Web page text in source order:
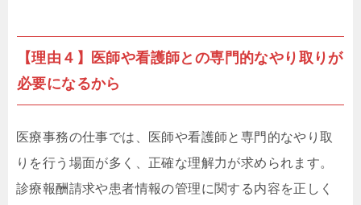
【理由４】医師や看護師との専門的なやり取りが
必要になるから
医療事務の仕事では、医師や看護師と専門的なやり取
りを行う場面が多く、正確な理解力が求められます。
診療報酬請求や患者情報の管理に関する内容を正しく